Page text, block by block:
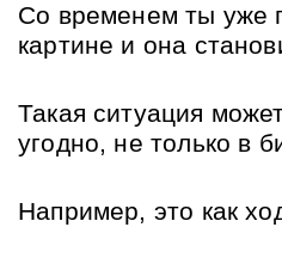
Со временем ты уже
картине и она
Такая ситуация
угодно, не только в
Например, это как